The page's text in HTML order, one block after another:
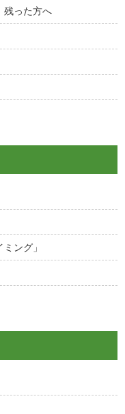
残った方へ
ング」